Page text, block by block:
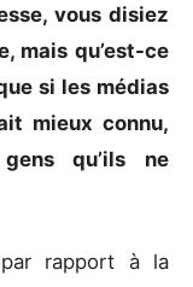
vous disiez
mais qu’est-ce
si les médias
mieux connu,
qu’ils ne
rapport à la